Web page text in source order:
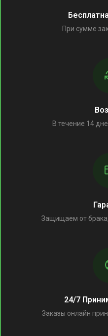
При сумме
В течение 14
Защищаем от
24/7
Заказы онлайн